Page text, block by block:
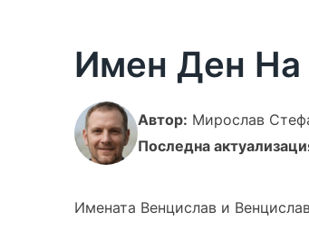
Имен Ден На
Автор: Мирослав
Последна
Имената Венцислав и